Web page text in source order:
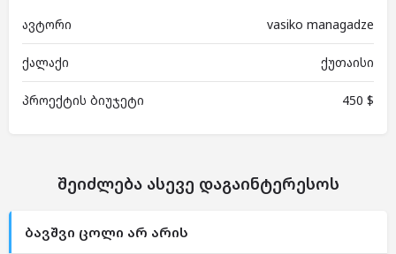
ავტორი
vasiko managadze
ქალაქი ქუთაისი
პროექტის ბიუჯეტი 450 $
შეიძლება ასევე დაგაინტერესოს
ბავშვი ცოლი არ არის